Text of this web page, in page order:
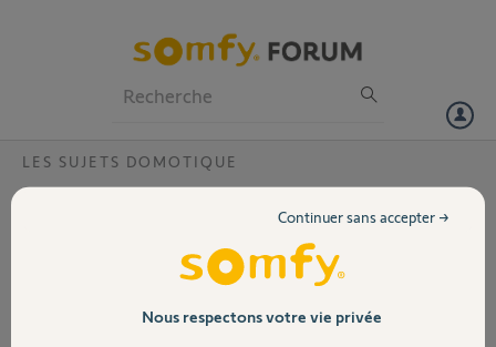
Volet
LES SUJETS DOMOTIQUE
possible de réinitialiser du matériel somfy
installé dans une maison nouvellement
Nous respectons votre vie privée
Continuer sans accepter →